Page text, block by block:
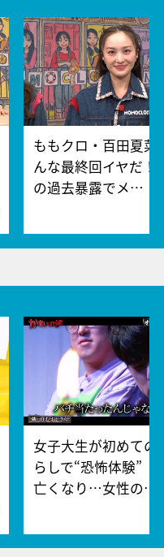
ももクロ・百田夏菜
んな最終回イヤだ！
の過去暴露でメ…
女子大生が初めての
らしで“恐怖体験”
亡くなり…女性の…